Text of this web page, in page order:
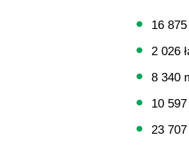
16
2 026
8 340
10
23